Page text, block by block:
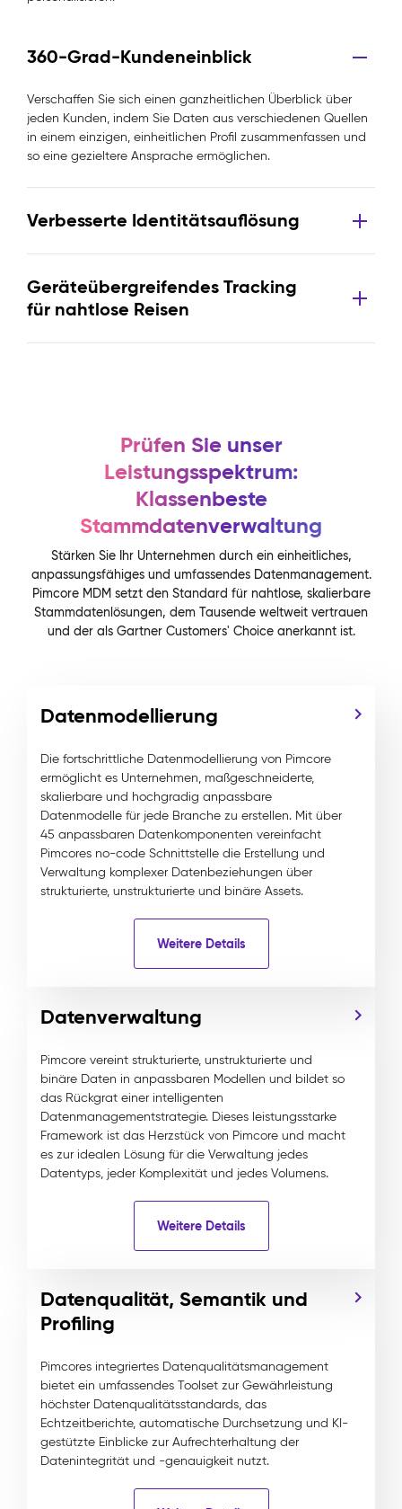
360-Grad-Kundeneinblick
Verschaffen Sie sich einen ganzheitlichen Überblick über
jeden Kunden, indem Sie Daten aus verschiedenen Quellen
in einem einzigen, einheitlichen Profil zusammenfassen und
so eine gezieltere Ansprache ermöglichen.
Verbesserte Identitätsauflösung
Geräteübergreifendes Tracking
für nahtlose Reisen
Prüfen Sie unser
Leistungsspektrum:
Klassenbeste
Stammdatenverwaltung
Stärken Sie Ihr Unternehmen durch ein einheitliches,
anpassungsfähiges und umfassendes Datenmanagement.
Pimcore MDM setzt den Standard für nahtlose, skalierbare
Stammdatenlösungen, dem Tausende weltweit vertrauen
und der als Gartner Customers' Choice anerkannt ist.
Datenmodellierung
Die fortschrittliche Datenmodellierung von Pimcore
ermöglicht es Unternehmen, maßgeschneiderte,
skalierbare und hochgradig anpassbare
Datenmodelle für jede Branche zu erstellen. Mit über
45 anpassbaren Datenkomponenten vereinfacht
Pimcores no-code Schnittstelle die Erstellung und
Verwaltung komplexer Datenbeziehungen über
strukturierte, unstrukturierte und binäre Assets.
Weitere Details
Datenverwaltung
Pimcore vereint strukturierte, unstrukturierte und
binäre Daten in anpassbaren Modellen und bildet so
das Rückgrat einer intelligenten
Datenmanagementstrategie. Dieses leistungsstarke
Framework ist das Herzstück von Pimcore und macht
es zur idealen Lösung für die Verwaltung jedes
Datentyps, jeder Komplexität und jedes Volumens.
Weitere Details
Datenqualität, Semantik und
Profiling
Pimcores integriertes Datenqualitätsmanagement
bietet ein umfassendes Toolset zur Gewährleistung
höchster Datenqualitätsstandards, das
Echtzeitberichte, automatische Durchsetzung und KI-
gestützte Einblicke zur Aufrechterhaltung der
Datenintegrität und -genauigkeit nutzt.